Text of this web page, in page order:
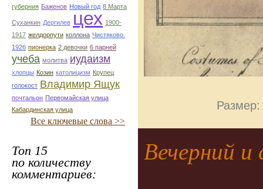
губерния Баженов Новый год 8 Марта
Суханкин Дергилев цех 1900-
1917 желдорпути коллона Чистяково.
1926 пионерка 2 девочки 6 парней
учеба молитва иудаизм
хлопцы Козин католицизм Крупец
голокост Владимир Ящук
почтальон Первомайская улица
Кабардинская улица
Все ключевые слова >>
Топ 15
по количеству
комментариев:
Вечерний и